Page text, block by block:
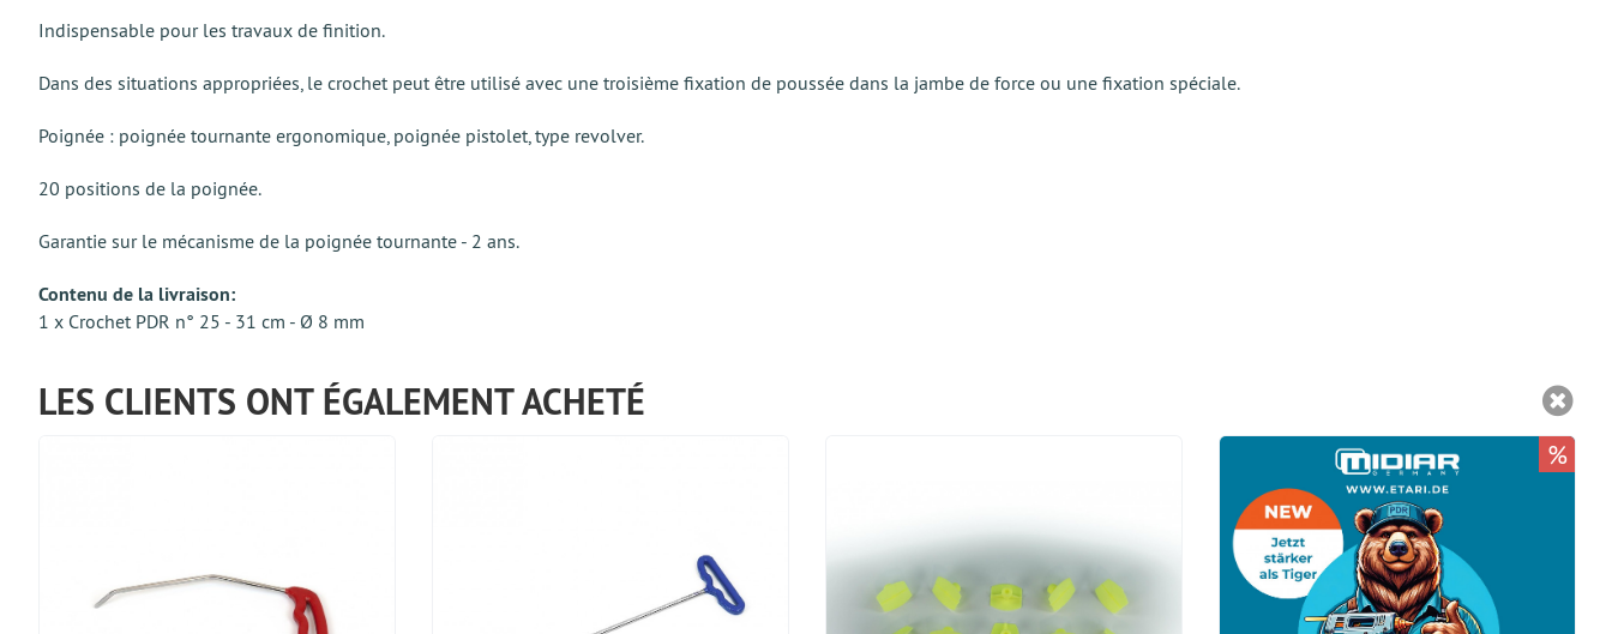
Indispensable pour les travaux de finition.
Dans des situations appropriées, le crochet peut être utilisé avec une troisième fixation de poussée dans la jambe de force ou une fixation spéciale.
Poignée : poignée tournante ergonomique, poignée pistolet, type revolver.
20 positions de la poignée.
Garantie sur le mécanisme de la poignée tournante - 2 ans.
Contenu de la livraison:
1 x Crochet PDR n° 25 - 31 cm - Ø 8 mm
LES CLIENTS ONT ÉGALEMENT ACHETÉ
%